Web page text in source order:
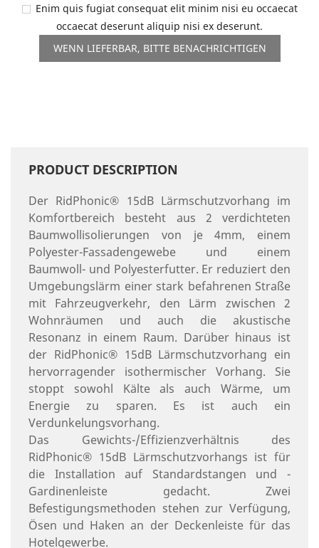
Enim quis fugiat consequat elit minim nisi eu occaecat
occaecat deserunt aliquip nisi ex deserunt.
WENN LIEFERBAR, BITTE BENACHRICHTIGEN
PRODUCT DESCRIPTION
Der RidPhonic® 15dB Lärmschutzvorhang im
Komfortbereich besteht aus 2 verdichteten
Baumwollisolierungen von je 4mm, einem
Polyester-Fassadengewebe und einem
Baumwoll- und Polyesterfutter. Er reduziert den
Umgebungslärm einer stark befahrenen Straße
mit Fahrzeugverkehr, den Lärm zwischen 2
Wohnräumen und auch die akustische
Resonanz in einem Raum. Darüber hinaus ist
der RidPhonic® 15dB Lärmschutzvorhang ein
hervorragender isothermischer Vorhang. Sie
stoppt sowohl Kälte als auch Wärme, um
Energie zu sparen. Es ist auch ein
Verdunkelungsvorhang.
Das Gewichts-/Effizienzverhältnis des
RidPhonic® 15dB Lärmschutzvorhangs ist für
die Installation auf Standardstangen und -
Gardinenleiste gedacht. Zwei
Befestigungsmethoden stehen zur Verfügung,
Ösen und Haken an der Deckenleiste für das
Hotelgewerbe.